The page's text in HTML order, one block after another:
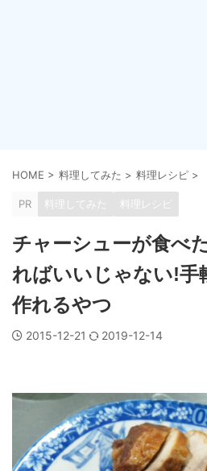
HOME > 料理してみた > 料理レシピ >
PR 料理してみた 料理レシピ
チャーシューが食べ
ればいいじゃない!手
作れるやつ
2015-12-21 2019-12-14